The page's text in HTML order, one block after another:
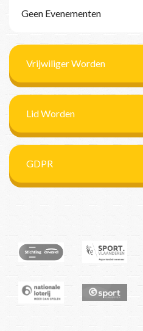
Geen Evenementen
Vrijwiliger Worden
Lid Worden
GDPR